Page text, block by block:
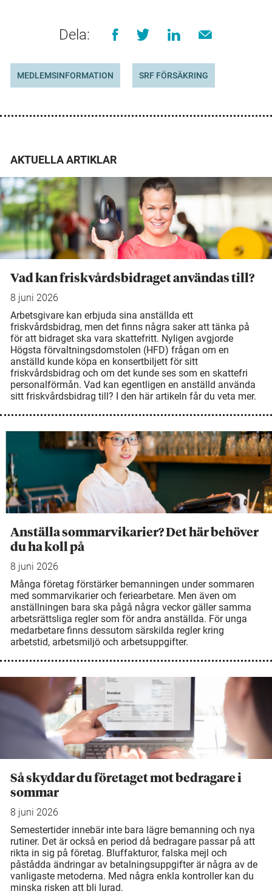
Dela:
MEDLEMSINFORMATION SRF FÖRSÄKRING
AKTUELLA ARTIKLAR
Vad kan friskvårdsbidraget användas till?
8 juni 2026
Arbetsgivare kan erbjuda sina anställda ett
friskvårdsbidrag, men det finns några saker att tänka på
för att bidraget ska vara skattefritt. Nyligen avgjorde
Högsta förvaltningsdomstolen (HFD) frågan om en
anställd kunde köpa en konsertbiljett för sitt
friskvårdsbidrag och om det kunde ses som en skattefri
personalförmån. Vad kan egentligen en anställd använda
sitt friskvårdsbidrag till? I den här artikeln får du veta mer.
Anställa sommarvikarier? Det här behöver
du ha koll på
8 juni 2026
Många företag förstärker bemanningen under sommaren
med sommarvikarier och feriearbetare. Men även om
anställningen bara ska pågå några veckor gäller samma
arbetsrättsliga regler som för andra anställda. För unga
medarbetare finns dessutom särskilda regler kring
arbetstid, arbetsmiljö och arbetsuppgifter.
Så skyddar du företaget mot bedragare i
sommar
8 juni 2026
Semestertider innebär inte bara lägre bemanning och nya
rutiner. Det är också en period då bedragare passar på att
rikta in sig på företag. Bluffakturor, falska mejl och
påstådda ändringar av betalningsuppgifter är några av de
vanligaste metoderna. Med några enkla kontroller kan du
minska risken att bli lurad.